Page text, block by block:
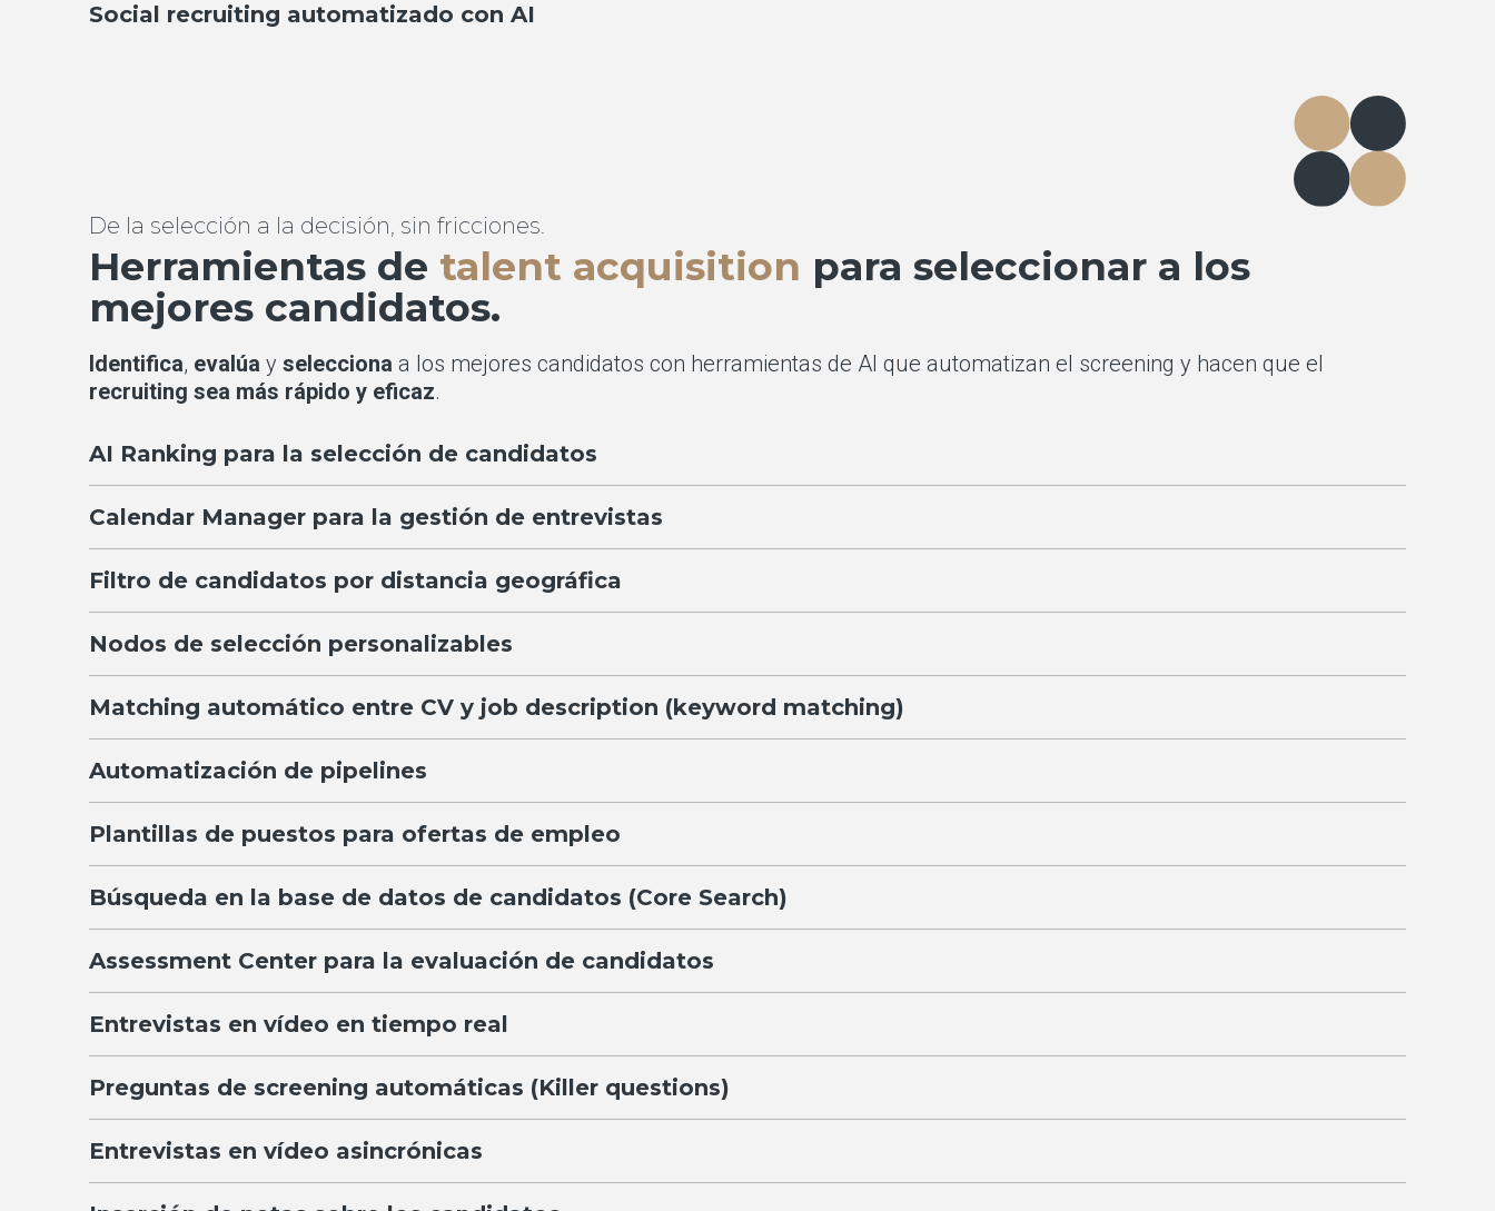
Social recruiting automatizado con AI
De la selección a la decisión, sin fricciones.
Herramientas de talent acquisition para seleccionar a los
mejores candidatos.
Identifica, evalúa y selecciona a los mejores candidatos con herramientas de AI que automatizan el screening y hacen que el
recruiting sea más rápido y eficaz.
AI Ranking para la selección de candidatos
Calendar Manager para la gestión de entrevistas
Filtro de candidatos por distancia geográfica
Nodos de selección personalizables
Matching automático entre CV y job description (keyword matching)
Automatización de pipelines
Plantillas de puestos para ofertas de empleo
Búsqueda en la base de datos de candidatos (Core Search)
Assessment Center para la evaluación de candidatos
Entrevistas en vídeo en tiempo real
Preguntas de screening automáticas (Killer questions)
Entrevistas en vídeo asincrónicas